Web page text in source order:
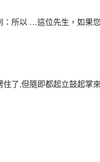
：所以 …這位先生，如果
了,但隨即都起立鼓起掌